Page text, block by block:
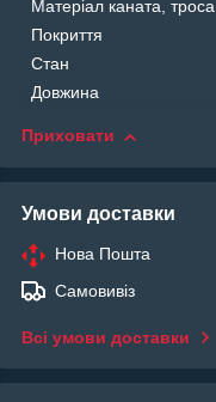
Матеріал каната, троса
Покриття
Стан
Довжина
Приховати
Умови доставки
Нова Пошта
Самовивіз
Всі умови доставки